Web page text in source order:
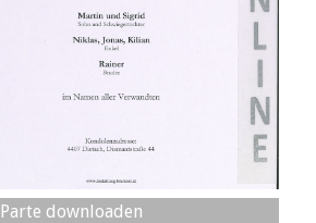
Parte downloaden